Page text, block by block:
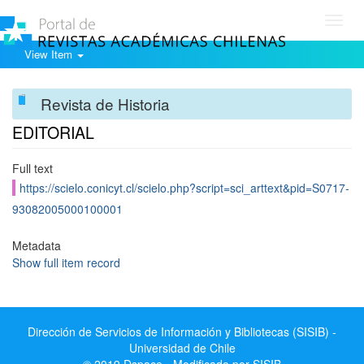
View Item
Revista de Historia
EDITORIAL
Full text
https://scielo.conicyt.cl/scielo.php?script=sci_arttext&pid=S0717-
93082005000100001
Metadata
Show full item record
Dirección de Servicios de Información y Bibliotecas (SISIB) -
Universidad de Chile